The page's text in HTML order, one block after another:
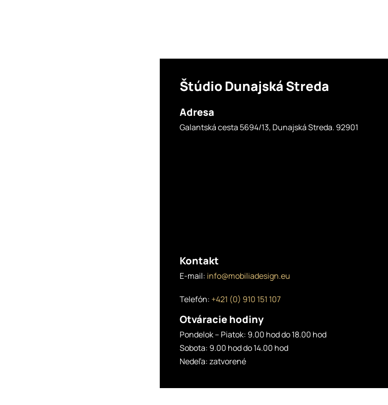
ŠtúdioDunajská Streda
Adresa
Galantská cesta 5694/13, Dunajská Streda. 92901
Kontakt
E-mail: info@mobiliadesign.eu
Telefón: +421 (0) 910 151 107
Otváracie hodiny
Pondelok – Piatok: 9.00 hod do 18.00 hod
Sobota: 9.00 hod do 14.00 hod
Nedeľa: zatvorené